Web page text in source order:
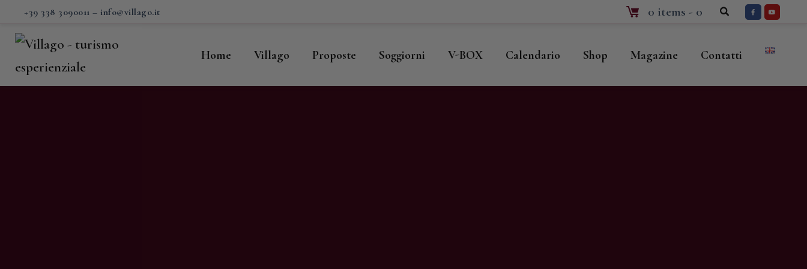
+39 338 3090011 – info@villago.it 0 items - 0
Home Villago Proposte Soggiorni V-BOX Calendario Shop Magazine Contatti
Villago
Proposte